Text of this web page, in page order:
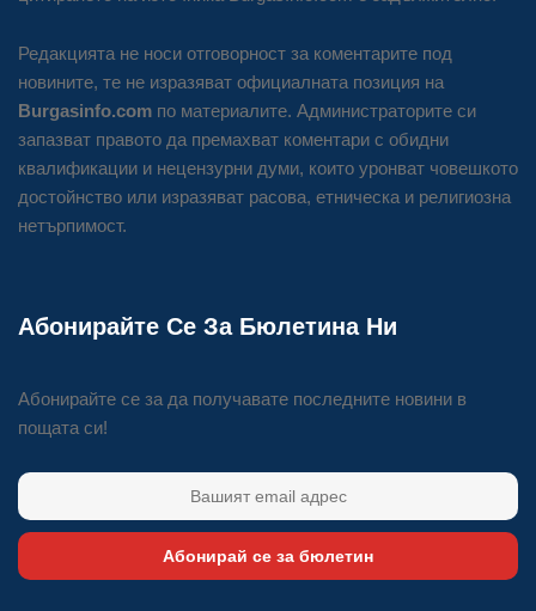
Редакцията не носи отговорност за коментарите под
новините, те не изразяват официалната позиция на
Burgasinfo.com по материалите. Администраторите си
запазват правото да премахват коментари с обидни
квалификации и нецензурни думи, които уронват човешкото
достойнство или изразяват расова, етническа и религиозна
нетърпимост.
Абонирайте Се За Бюлетина Ни
Абонирайте се за да получавате последните новини в
пощата си!
Абонирай се за бюлетин